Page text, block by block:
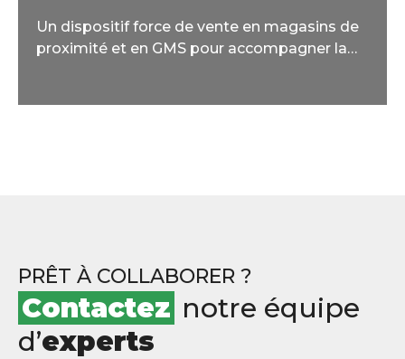
Un dispositif force de vente en magasins de
proximité et en GMS pour accompagner la
PRÊT À COLLABORER ?
Contactez notre équipe
d’experts